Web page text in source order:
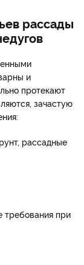
рассады
и
протекают
зачастую
рассадные
требования при